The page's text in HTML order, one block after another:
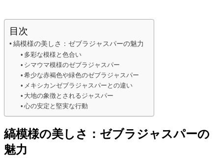
目次
縞模様の美しさ：ゼブラジャスパーの魅力
多彩な模様と色合い
シマウマ模様のゼブラジャスパー
希少な赤褐色や緑色のゼブラジャスパー
メキシカンゼブラジャスパーとの違い
大地の象徴とされるジャスパー
心の安定と堅実な行動
縞模様の美しさ：ゼブラジャスパーの
魅力